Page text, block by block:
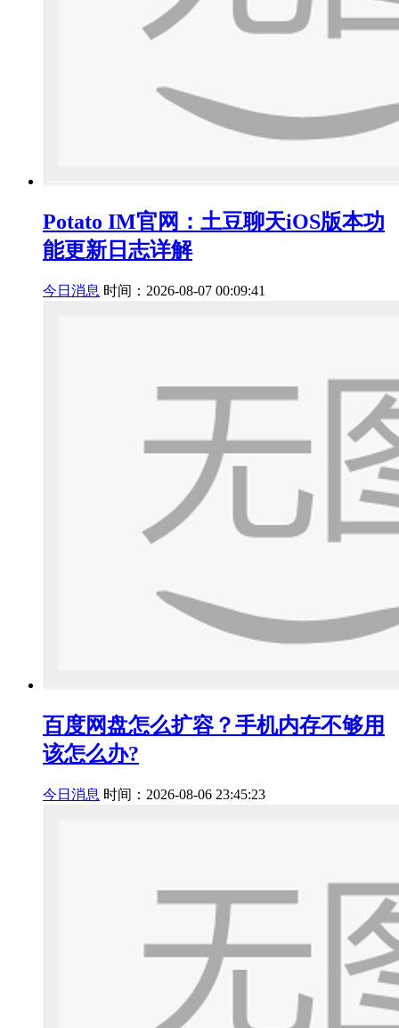
Potato IM官网：土豆聊天iOS版本功
能更新日志详解
今日消息 时间：2026-08-07 00:09:41
百度网盘怎么扩容？手机内存不够用
该怎么办?
今日消息 时间：2026-08-06 23:45:23